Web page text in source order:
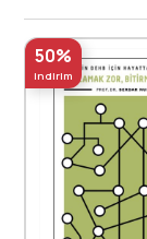
50%
indirim